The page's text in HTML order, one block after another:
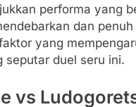
performa yang
dan
yang
seputar duel seru ini.
vs